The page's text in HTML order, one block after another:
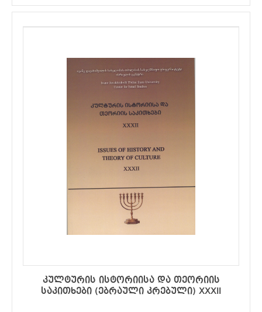
კულტურის ისტორიისა და თეორიის
საკითხები (ებრაული კრებული) XXXII